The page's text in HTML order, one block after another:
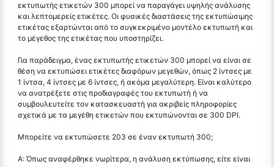
εκτυπωτής ετικετών 300 μπορεί να παραγάγει υψηλής ανάλυσης
και λεπτομερείς ετικέτες. Οι φυσικές διαστάσεις της εκτυπώσιμης
ετικέτας εξαρτώνται από το συγκεκριμένο μοντέλο εκτυπωτή και
το μέγεθος της ετικέτας που υποστηρίζει.
Για παράδειγμα, ένας εκτυπωτής ετικετών 300 μπορεί να είναι σε
θέση να εκτυπώσει ετικέτες διαφόρων μεγεθών, όπως 2 ίντσες με
1 ίντσα, 4 ίντσες με 6 ίντσες, ή ακόμα μεγαλύτερη. Είναι καλύτερο
να ανατρέξετε στις προδιαγραφές του εκτυπωτή ή να
συμβουλευτείτε τον κατασκευαστή για ακριβείς πληροφορίες
σχετικά με τα μεγέθη ετικετών που εκτυπώνονται σε 300 DPI.
Μπορείτε να εκτυπώσετε 203 σε έναν εκτυπωτή 300;
Α: Όπως αναφέρθηκε νωρίτερα, η ανάλυση εκτύπωσης, είτε είναι